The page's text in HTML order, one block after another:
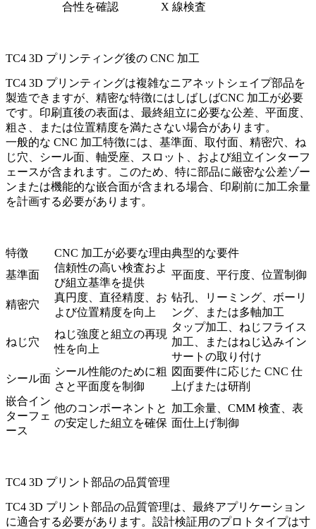
合性を確認 X 線検査
TC4 3D プリンティング後の CNC 加工
TC4 3D プリンティングは複雑なニアネットシェイプ部品を
製造できますが、精密な特徴にはしばしばCNC 加工が必要
です。印刷直後の表面は、最終組立に必要な公差、平面度、
粗さ、または位置精度を満たさない場合があります。
一般的な CNC 加工特徴には、基準面、取付面、精密穴、ね
じ穴、シール面、軸受座、スロット、および組立インターフ
ェースが含まれます。このため、特に部品に厳密な公差ゾー
ンまたは機能的な嵌合面が含まれる場合、印刷前に加工余量
を計画する必要があります。
特徴 CNC 加工が必要な理由典型的な要件
基準面
信頼性の高い検査およ
び組立基準を提供
平面度、平行度、位置制御
精密穴
真円度、直径精度、お
よび位置精度を向上
钻孔、リーミング、ボーリ
ング、または多軸加工
ねじ穴
ねじ強度と組立の再現
性を向上
タップ加工、ねじフライス
加工、またはねじ込みイン
サートの取り付け
シール面
シール性能のために粗
さと平面度を制御
図面要件に応じた CNC 仕
上げまたは研削
嵌合イン
ターフェ
ース
他のコンポーネントと
の安定した組立を確保
加工余量、CMM 検査、表
面仕上げ制御
TC4 3D プリント部品の品質管理
TC4 3D プリント部品の品質管理は、最終アプリケーション
に適合する必要があります。設計検証用のプロトタイプは寸